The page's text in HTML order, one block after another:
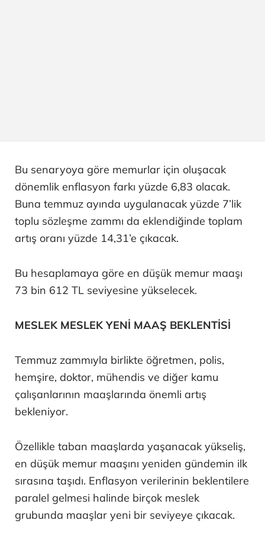
Bu senaryoya göre memurlar için oluşacak
dönemlik enflasyon farkı yüzde 6,83 olacak.
Buna temmuz ayında uygulanacak yüzde 7’lik
toplu sözleşme zammı da eklendiğinde toplam
artış oranı yüzde 14,31’e çıkacak.
Bu hesaplamaya göre en düşük memur maaşı
73 bin 612 TL seviyesine yükselecek.
MESLEK MESLEK YENİ MAAŞ BEKLENTİSİ
Temmuz zammıyla birlikte öğretmen, polis,
hemşire, doktor, mühendis ve diğer kamu
çalışanlarının maaşlarında önemli artış
bekleniyor.
Özellikle taban maaşlarda yaşanacak yükseliş,
en düşük memur maaşını yeniden gündemin ilk
sırasına taşıdı. Enflasyon verilerinin beklentilere
paralel gelmesi halinde birçok meslek
grubunda maaşlar yeni bir seviyeye çıkacak.